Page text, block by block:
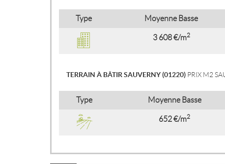
Type Moyenne Basse
3 608 €/m2
TERRAIN À BÂTIR SAUVERNY (01220) PRIX M2
Type Moyenne Basse
652 €/m2